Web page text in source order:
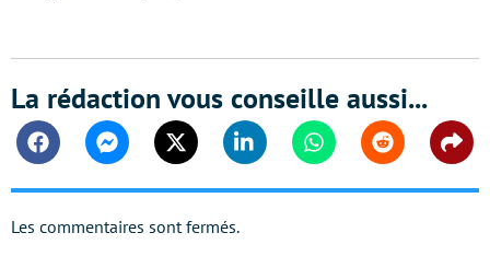
La rédaction vous conseille aussi...
FacebookMessengerTwitter Linkedin WhatsappReddit
Les commentaires sont fermés.